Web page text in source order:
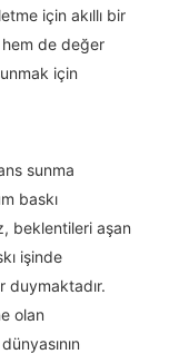
için akıllı bir
hem de değer
için
sunma
baskı
beklentileri aşan
işinde
duymaktadır.
olan